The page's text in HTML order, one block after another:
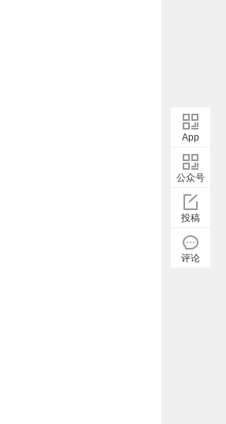
App
公众号
投稿
评论